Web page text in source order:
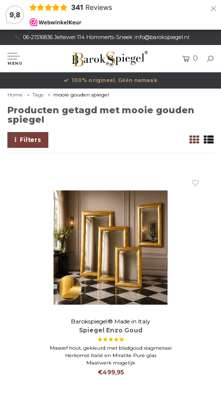
9,8
341 Reviews ×
06-21516836 Jeltewei 114 Hommerts-Sneek info@barokspiegel.nl
MENU
0
100% origineel, Géén namaak
Home Tags mooie gouden spiegel
Producten getagd met mooie gouden
spiegel
Filters
Barokspiegel® Made in Italy
Spiegel Enzo Goud
Massief hout, gekleurd met bladgoud slagmetaal
Herkomst Italië en Miralite Pure glas
Maatwerk mogelijk
€499,95